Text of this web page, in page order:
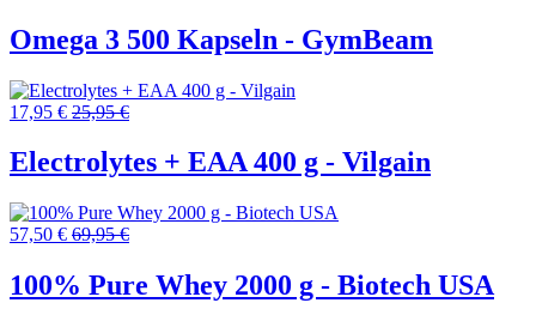
Omega 3 500 Kapseln - GymBeam
17,95 € 25,95 €
Electrolytes + EAA 400 g - Vilgain
57,50 € 69,95 €
100% Pure Whey 2000 g - Biotech USA